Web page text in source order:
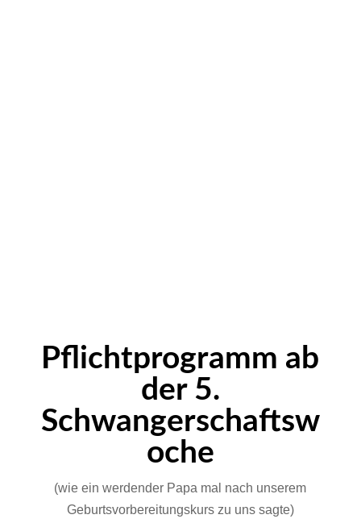
Pflichtprogramm ab
der 5.
Schwangerschaftsw
oche
(wie ein werdender Papa mal nach unserem
Geburtsvorbereitungskurs zu uns sagte)